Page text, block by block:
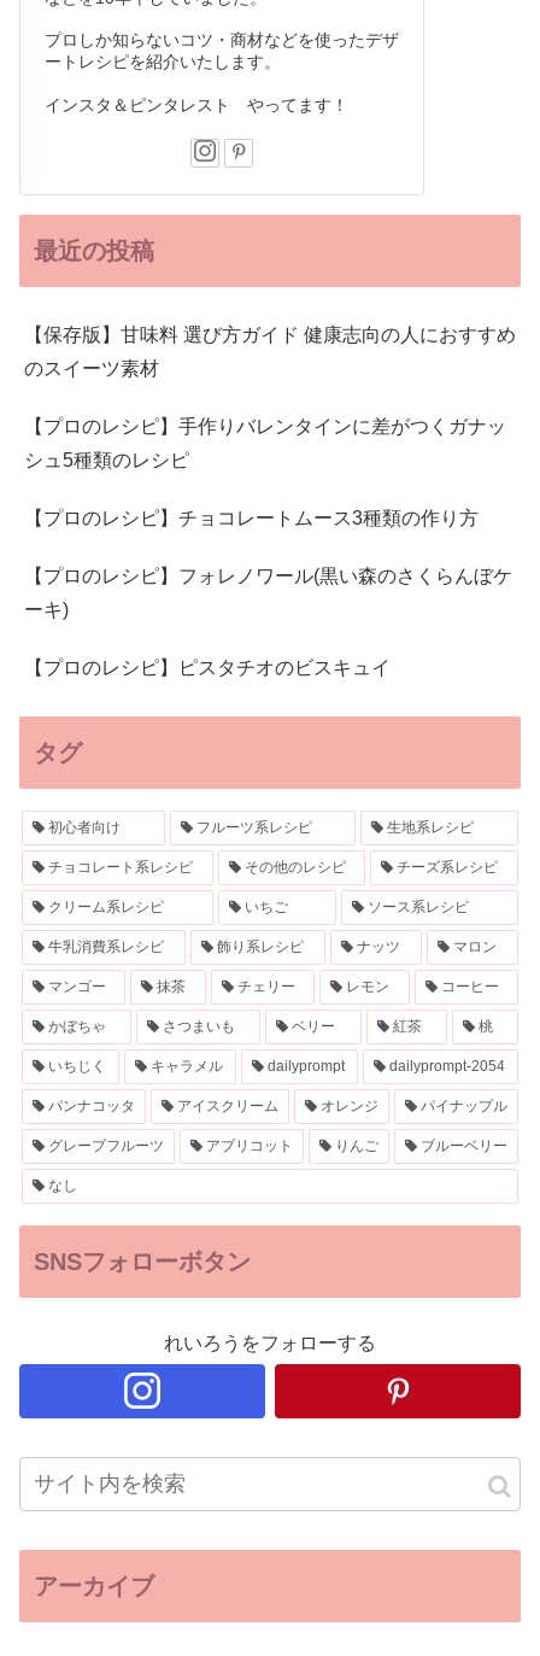
プロしか知らないコツ・商材などを使ったデザ
ートレシピを紹介いたします。
インスタ＆ピンタレスト やってます！
最近の投稿
【保存版】甘味料 選び方ガイド 健康志向の人におすすめ
のスイーツ素材
【プロのレシピ】手作りバレンタインに差がつくガナッ
シュ5種類のレシピ
【プロのレシピ】チョコレートムース3種類の作り方
【プロのレシピ】フォレノワール(黒い森のさくらんぼケ
ーキ)
【プロのレシピ】ピスタチオのビスキュイ
タグ
初心者向け フルーツ系レシピ 生地系レシピ
チョコレート系レシピ その他のレシピ チーズ系レシピ
クリーム系レシピ いちご ソース系レシピ
牛乳消費系レシピ 飾り系レシピ ナッツ マロン
マンゴー 抹茶 チェリー レモン コーヒー
かぼちゃ さつまいも ベリー 紅茶 桃
いちじく キャラメル dailyprompt dailyprompt-2054
パンナコッタ アイスクリーム オレンジ パイナップル
グレープフルーツ アプリコット りんご ブルーベリー
なし
SNSフォローボタン
れいろうをフォローする
アーカイブ